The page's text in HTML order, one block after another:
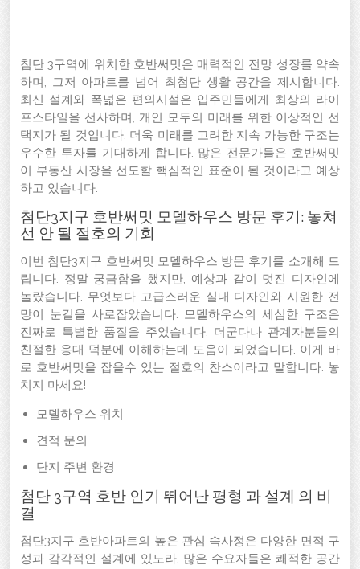
첨단 3구역에 위치한 호반써밋은 매력적인 전망 성장를 약속
하며, 그저 아파트를 넘어 최첨단 생활 공간을 제시합니다.
최신 설계와 폭넓은 편의시설은 입주민들에게 최상의 라이
프스타일을 선사하며, 개인 모두의 미래를 위한 이상적인 선
택지가 될 것입니다. 더욱 미래를 고려한 지속 가능한 구조는
우수한 투자를 기대하게 합니다. 많은 전문가들은 호반써밋
이 부동산 시장을 선도할 핵심적인 표준이 될 것이라고 예상
하고 있습니다.
첨단3지구 호반써밋 모델하우스 방문 후기: 놓쳐
선 안 될 절호의 기회
이번 첨단3지구 호반써밋 모델하우스 방문 후기를 소개해 드
립니다. 정말 궁금함을 했지만, 예상과 같이 멋진 디자인에
놀랐습니다. 무엇보다 고급스러운 실내 디자인와 시원한 전
망이 눈길을 사로잡았습니다. 모델하우스의 세심한 구조은
진짜로 특별한 품질을 주었습니다. 더군다나 관계자분들의
친절한 응대 덕분에 이해하는데 도움이 되었습니다. 이게 바
로 호반써밋을 잡을수 있는 절호의 찬스이라고 말합니다. 놓
치지 마세요!
모델하우스 위치
견적 문의
단지 주변 환경
첨단 3구역 호반 인기 뛰어난 평형 과 설계 의 비
결
첨단3지구 호반아파트의 높은 관심 속사정은 다양한 면적 구
성과 감각적인 설계에 있노라. 많은 수요자들은 쾌적한 공간